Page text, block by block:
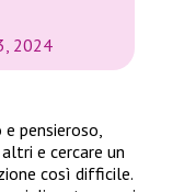
2024
e pensieroso,
e cercare un
così difficile.